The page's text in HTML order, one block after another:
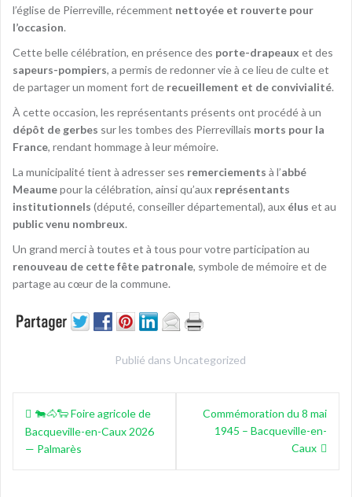
l’église de Pierreville, récemment nettoyée et rouverte pour
l’occasion.
Cette belle célébration, en présence des porte-drapeaux et des
sapeurs-pompiers, a permis de redonner vie à ce lieu de culte et
de partager un moment fort de recueillement et de convivialité.
À cette occasion, les représentants présents ont procédé à un
dépôt de gerbes sur les tombes des Pierrevillais morts pour la
France, rendant hommage à leur mémoire.
La municipalité tient à adresser ses remerciements à l’abbé
Meaumepour la célébration, ainsi qu’aux représentants
institutionnels (député, conseiller départemental), aux élus et au
public venu nombreux.
Un grand merci à toutes et à tous pour votre participation au
renouveau de cette fête patronale, symbole de mémoire et de
partage au cœur de la commune.
Publié dans Uncategorized
Navigation
de
l’article
🐄🐴🐑 Foire agricole de
Bacqueville-en-Caux 2026
— Palmarès
Commémoration du 8 mai
1945 – Bacqueville-en-
Caux